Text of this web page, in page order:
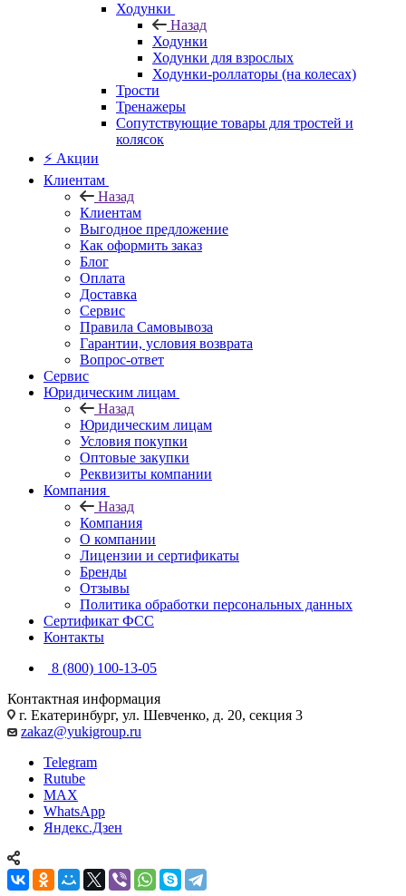
Ходунки
Назад
Ходунки
Ходунки для взрослых
Ходунки-роллаторы (на колесах)
Трости
Тренажеры
Сопутствующие товары для тростей и
колясок
⚡ Акции
Клиентам
Назад
Клиентам
Выгодное предложение
Как оформить заказ
Блог
Оплата
Доставка
Сервис
Правила Самовывоза
Гарантии, условия возврата
Вопрос-ответ
Сервис
Юридическим лицам
Назад
Юридическим лицам
Условия покупки
Оптовые закупки
Реквизиты компании
Компания
Назад
Компания
О компании
Лицензии и сертификаты
Бренды
Отзывы
Политика обработки персональных данных
Сертификат ФСС
Контакты
8 (800) 100-13-05
Контактная информация
г. Екатеринбург, ул. Шевченко, д. 20, секция 3
zakaz@yukigroup.ru
Telegram
Rutube
MAX
WhatsApp
Яндекс.Дзен